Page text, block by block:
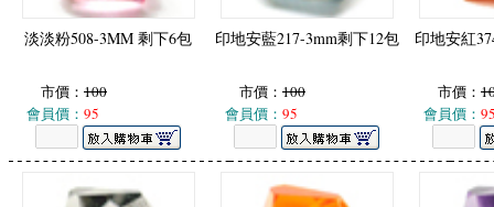
淡淡粉508-3MM 剩下6包
市價： 100
會員價： 95
印地安藍217-3mm剩下12包
市價： 100
會員價： 95
印地安紅
市價：
會員價：